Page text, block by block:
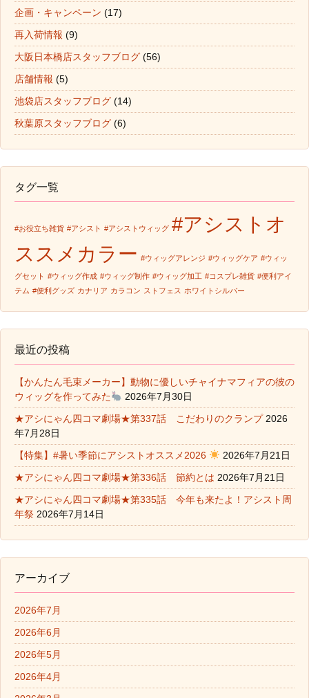
企画・キャンペーン (17)
再入荷情報 (9)
大阪日本橋店スタッフブログ (56)
店舗情報 (5)
池袋店スタッフブログ (14)
秋葉原スタッフブログ (6)
タグ一覧
#お役立ち雑貨 #アシスト #アシストウィッグ #アシストオ
ススメカラー #ウィッグアレンジ #ウィッグケア #ウィッ
グセット #ウィッグ作成 #ウィッグ制作 #ウィッグ加工 #コスプレ雑貨 #便利アイ
テム #便利グッズ カナリア カラコン ストフェス ホワイトシルバー
最近の投稿
【かんたん毛束メーカー】動物に優しいチャイナマフィアの彼の
ウィッグを作ってみた
2026年7月30日
★アシにゃん四コマ劇場★第337話 こだわりのクランプ 2026
年7月28日
【特集】#暑い季節にアシストオススメ2026
2026年7月21日
★アシにゃん四コマ劇場★第336話 節約とは 2026年7月21日
★アシにゃん四コマ劇場★第335話 今年も来たよ！アシスト周
年祭 2026年7月14日
アーカイブ
2026年7月
2026年6月
2026年5月
2026年4月